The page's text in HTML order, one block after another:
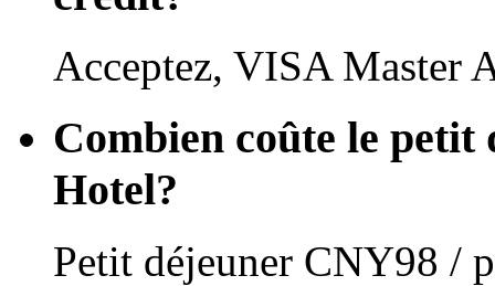
Acceptez, VISA Master
Combien coûte le
Hotel?
Petit déjeuner CNY98 /